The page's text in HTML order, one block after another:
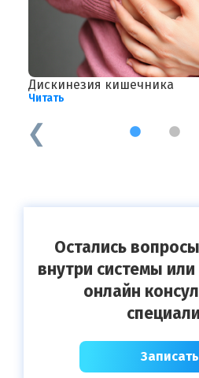
Дискинезия кишечника
Читать
1 2
Остались
внутри системы
онлайн